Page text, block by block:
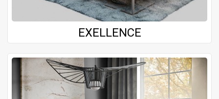
EXELLENCE